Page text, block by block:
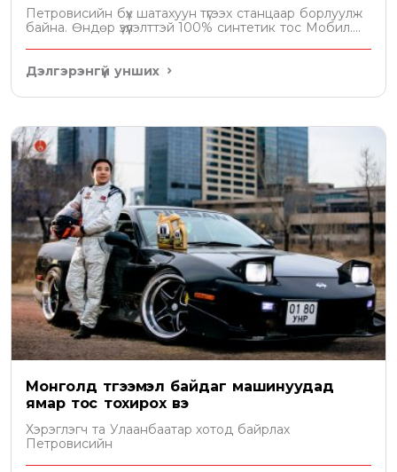
Петровисийн бүх шатахуун түгээх станцаар борлуулж
байна. Өндөр үзүүлэлттэй 100% синтетик тос Мобил....
Дэлгэрэнгүй унших
Монголд түгээмэл байдаг машинуудад
ямар тос тохирох вэ
Хэрэглэгч та Улаанбаатар хотод байрлах
Петровисийн